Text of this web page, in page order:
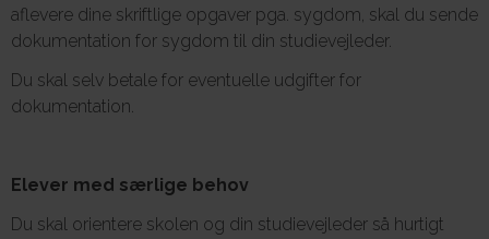
aflevere dine skriftlige opgaver pga. sygdom, skal du sende
dokumentation for sygdom til din studievejleder.
Du skal selv betale for eventuelle udgifter for
dokumentation.
Elever med særlige behov
Du skal orientere skolen og din studievejleder så hurtigt